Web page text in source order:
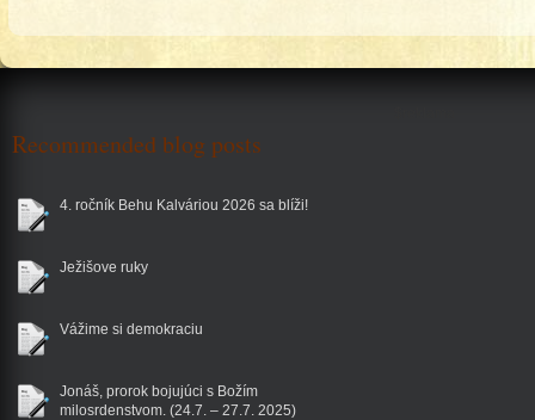
Recommended blog posts
4. ročník Behu Kalváriou 2026 sa blíži!
Ježišove ruky
Vážime si demokraciu
Jonáš, prorok bojujúci s Božím
milosrdenstvom. (24.7. – 27.7. 2025)